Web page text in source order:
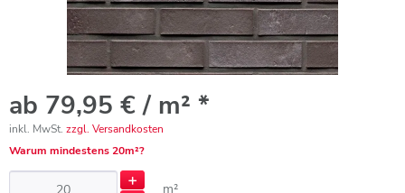
ab 79,95 € / m² *
inkl. MwSt. zzgl. Versandkosten
Warum mindestens 20m²?
m²